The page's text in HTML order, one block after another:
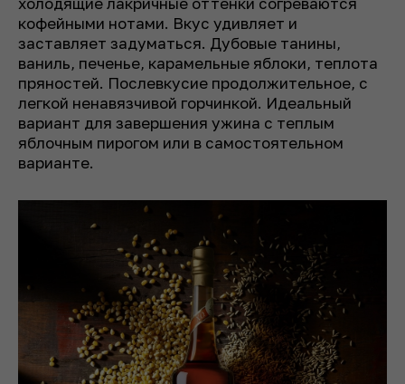
кофейными нотами. Вкус удивляет и
заставляет задуматься. Дубовые танины,
ваниль, печенье, карамельные яблоки, теплота
пряностей. Послевкусие продолжительное, с
легкой ненавязчивой горчинкой. Идеальный
вариант для завершения ужина с теплым
яблочным пирогом или в самостоятельном
варианте.